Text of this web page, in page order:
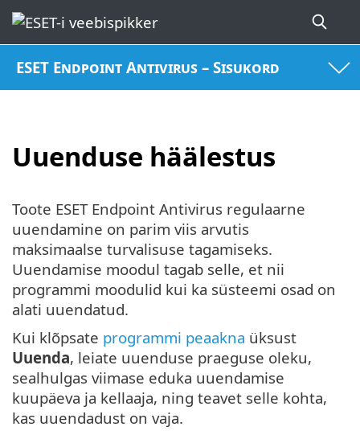
ESET Endpoint Antivirus – Sisukord
Uuenduse häälestus
Toote ESET Endpoint Antivirus regulaarne
uuendamine on parim viis arvutis
maksimaalse turvalisuse tagamiseks.
Uuendamise moodul tagab selle, et nii
programmi moodulid kui ka süsteemi osad on
alati uuendatud.
Kui klõpsate programmi peaakna üksust
Uuenda, leiate uuenduse praeguse oleku,
sealhulgas viimase eduka uuendamise
kuupäeva ja kellaaja, ning teavet selle kohta,
kas uuendadust on vaja.